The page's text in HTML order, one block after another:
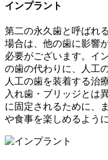
インプラント
第二の永久歯と呼ばれ
場合は、他の歯に影響
必要がございます。イ
の歯の代わりに、人工
人工の歯を装着する治
入れ歯・ブリッジとは
に固定されるために、
や食事を楽しめるよう